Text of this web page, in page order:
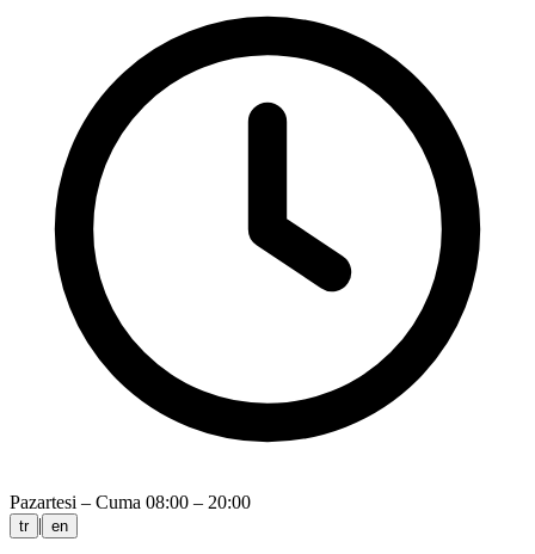
Pazartesi – Cuma 08:00 – 20:00
tr | en